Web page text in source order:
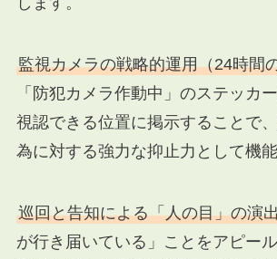
監視カメラの戦略的運用（24時間
「防犯カメラ作動中」のステッカ
視認できる位置に掲示することで
為に対する強力な抑止力として機能
巡回と告知による「人の目」の演
が行き届いている」ことをアピール